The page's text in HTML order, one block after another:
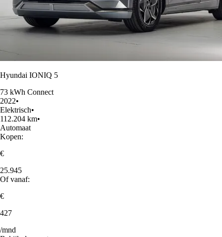
Hyundai IONIQ 5
73 kWh Connect
2022•
Elektrisch•
112.204 km•
Automaat
Kopen:
€
25.945
Of vanaf:
€
427
/mnd